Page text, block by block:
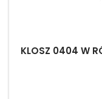
KLOSZ 0404 W